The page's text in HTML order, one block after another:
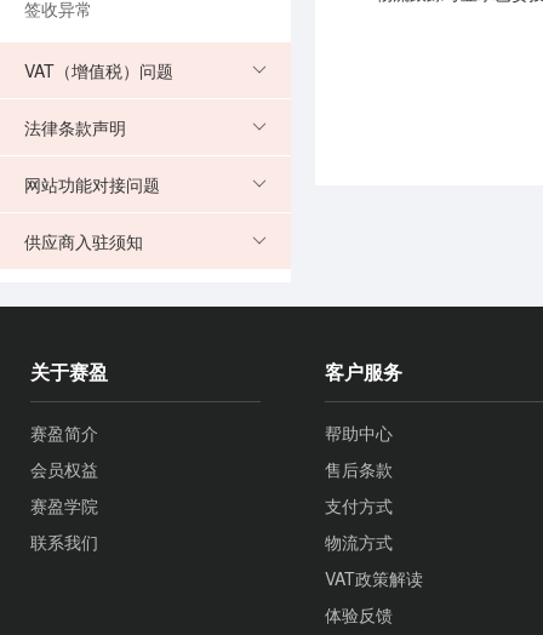
签收异常
VAT（增值税）问题
法律条款声明
网站功能对接问题
供应商入驻须知
关于赛盈
赛盈简介
会员权益
赛盈学院
联系我们
客户服务
帮助中心
售后条款
支付方式
物流方式
VAT政策解读
体验反馈